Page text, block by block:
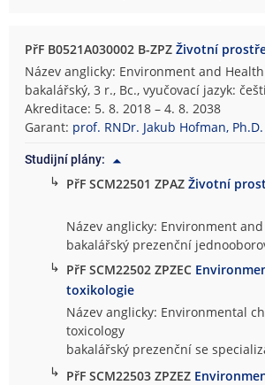
PřF B0521A030002 B-ZPZŽivotní
Název anglicky: Environment and Health
bakalářský, 3 r., Bc., vyučovací jazyk:
Akreditace: 5. 8. 2018 – 4. 8. 2038
Garant: prof. RNDr. Jakub Hofman, Ph.D.
Studijní plány:
↳ PřF SCM22501 ZPAZŽivotní
Název anglicky: Environment
bakalářský prezenční
↳ PřF SCM22502 ZPZEC
toxikologie
Název anglicky: Environmental
toxicology
bakalářský prezenční se
↳ PřF SCM22503 ZPZEZ